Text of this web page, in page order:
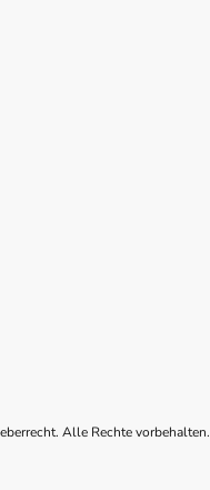
Alle Rechte vorbehalten.